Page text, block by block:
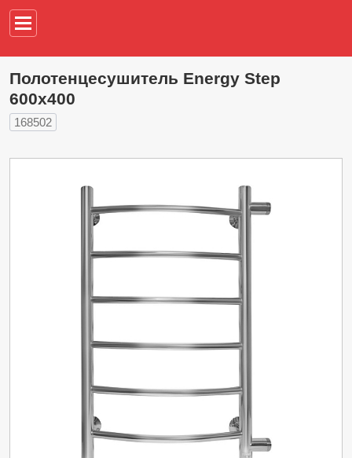
Полотенцесушитель Energy Step
600х400
168502